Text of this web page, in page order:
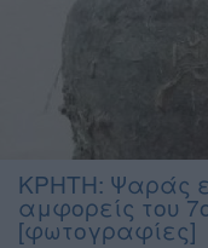
ΚΡΗΤΗ: Ψαράς
αμφορείς του
[φωτογραφίες]